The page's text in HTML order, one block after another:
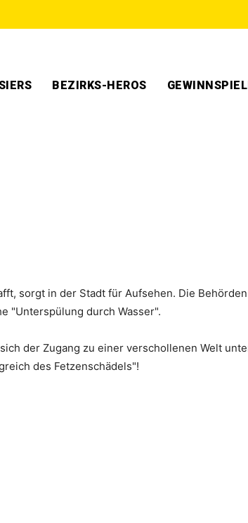
BEZIRKS-HEROS
sorgt in der Stadt für Aufsehen. Die
"Unterspülung durch Wasser".
der Zugang zu einer verschollenen Welt
des Fetzenschädels"!